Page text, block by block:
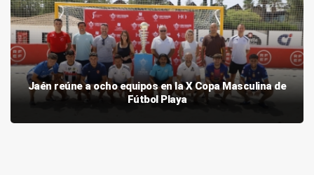
Jaén reúne a ocho equipos en la X Copa Masculina de
Fútbol Playa